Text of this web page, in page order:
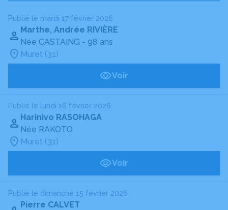
Publié le mardi 17 février 2026
Marthe, Andrée RIVIÈRE
Née CASTAING - 98 ans
Muret (31)
Voir
Publié le lundi 16 février 2026
Harinivo RASOHAGA
Née RAKOTO
Muret (31)
Voir
Publié le dimanche 15 février 2026
Pierre CALVET